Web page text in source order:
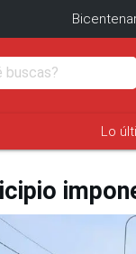
Lo